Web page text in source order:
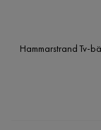
Hammarstrand Tv-